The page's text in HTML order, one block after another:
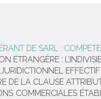
DE SARL :
ÉTRANGÈRE :
DE LA CLAUSE
COMMERCIALES